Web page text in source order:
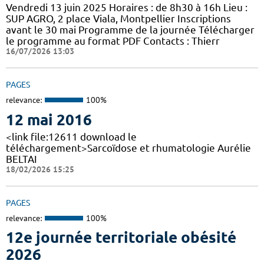
Vendredi 13 juin 2025 Horaires : de 8h30 à 16h Lieu :
SUP AGRO, 2 place Viala, Montpellier Inscriptions
avant le 30 mai Programme de la journée Télécharger
le programme au format PDF Contacts : Thierr
16/07/2026 13:03
PAGES
relevance: 100%
12 mai 2016
<link file:12611 download le
téléchargement>Sarcoïdose et rhumatologie Aurélie
BELTAI
18/02/2026 15:25
PAGES
relevance: 100%
12e journée territoriale obésité
2026